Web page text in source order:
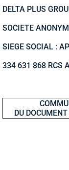
DELTA PLUS
SOCIETE
SIEGE SOCIAL :
334 631 868 RCS
DU